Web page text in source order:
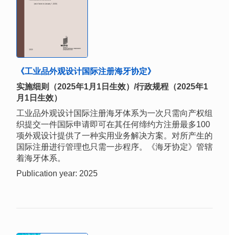
《工业品外观设计国际注册海牙协定》
实施细则（2025年1月1日生效）/行政规程（2025年1
月1日生效）
工业品外观设计国际注册海牙体系为一次只需向产权组
织提交一件国际申请即可在其任何缔约方注册最多100
项外观设计提供了一种实用业务解决方案。对所产生的
国际注册进行管理也只需一步程序。《海牙协定》管辖
着海牙体系。
Publication year: 2025